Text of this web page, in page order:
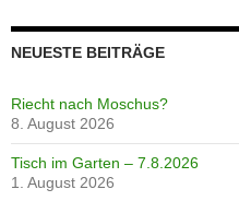
NEUESTE BEITRÄGE
Riecht nach Moschus?
8. August 2026
Tisch im Garten – 7.8.2026
1. August 2026